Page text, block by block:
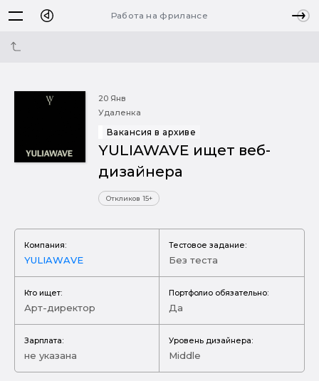
Работа на фрилансе
20 Янв
Удаленка
Вакансия в архиве
YULIAWAVE ищет веб-
дизайнера
Откликов 15+
Компания:
YULIAWAVE
Тестовое задание:
Без теста
Кто ищет:
Арт-директор
Портфолио обязательно:
Да
Зарплата:
не указана
Уровень дизайнера:
Middle